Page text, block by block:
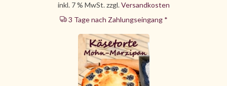
inkl. 7 % MwSt. zzgl.Versandkosten
3 Tage nach Zahlungseingang *